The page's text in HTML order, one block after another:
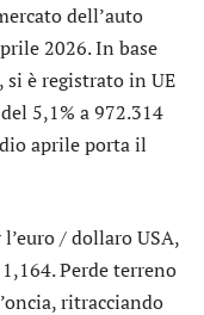
dell’auto
2026. In base
è registrato in UE
5,1% a 972.314
aprile porta il
euro / dollaro USA,
Perde terreno
ritracciando